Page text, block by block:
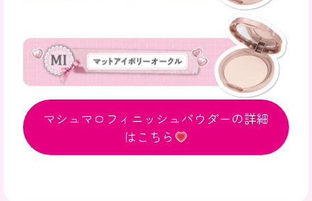
マシュマロフィニッシュパウダーの詳細
はこちら